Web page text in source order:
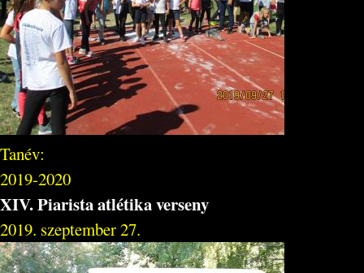
Tanév:
2019-2020
XIV. Piarista atlétika verseny
2019. szeptember 27.